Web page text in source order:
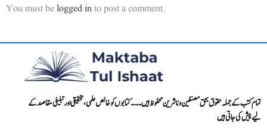
You must belogged into post a comment.
تمام کتب کے جملہ حقوق بحق مصنفین و ناشرین محفوظ ہیں۔۔۔ کتابوں کو خالص علمی، تحقیقی اور تبلیغی مقاصد کے
لیے پیش کی جاتی ہیں